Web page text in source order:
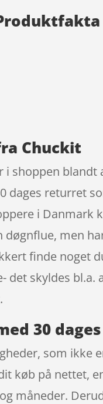
Chuckit
shoppen
dages returret
i Danmark
men
finde noget
det skyldes
30
som ikke
køb på nettet,
måneder.